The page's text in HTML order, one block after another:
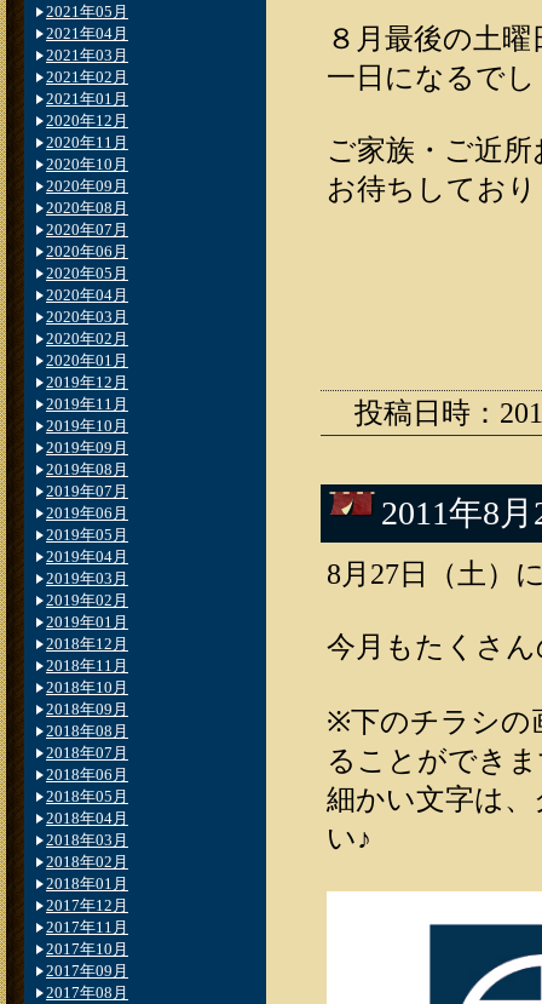
８月最後の土
一日になるで
ご家族・ご近
お待ちしてお
投稿日時：
2011年8
8月27日（土）
今月もたくさ
※下のチラシの
ることができ
細かい文字は
い♪
2021年05月
2021年04月
2021年03月
2021年02月
2021年01月
2020年12月
2020年11月
2020年10月
2020年09月
2020年08月
2020年07月
2020年06月
2020年05月
2020年04月
2020年03月
2020年02月
2020年01月
2019年12月
2019年11月
2019年10月
2019年09月
2019年08月
2019年07月
2019年06月
2019年05月
2019年04月
2019年03月
2019年02月
2019年01月
2018年12月
2018年11月
2018年10月
2018年09月
2018年08月
2018年07月
2018年06月
2018年05月
2018年04月
2018年03月
2018年02月
2018年01月
2017年12月
2017年11月
2017年10月
2017年09月
2017年08月